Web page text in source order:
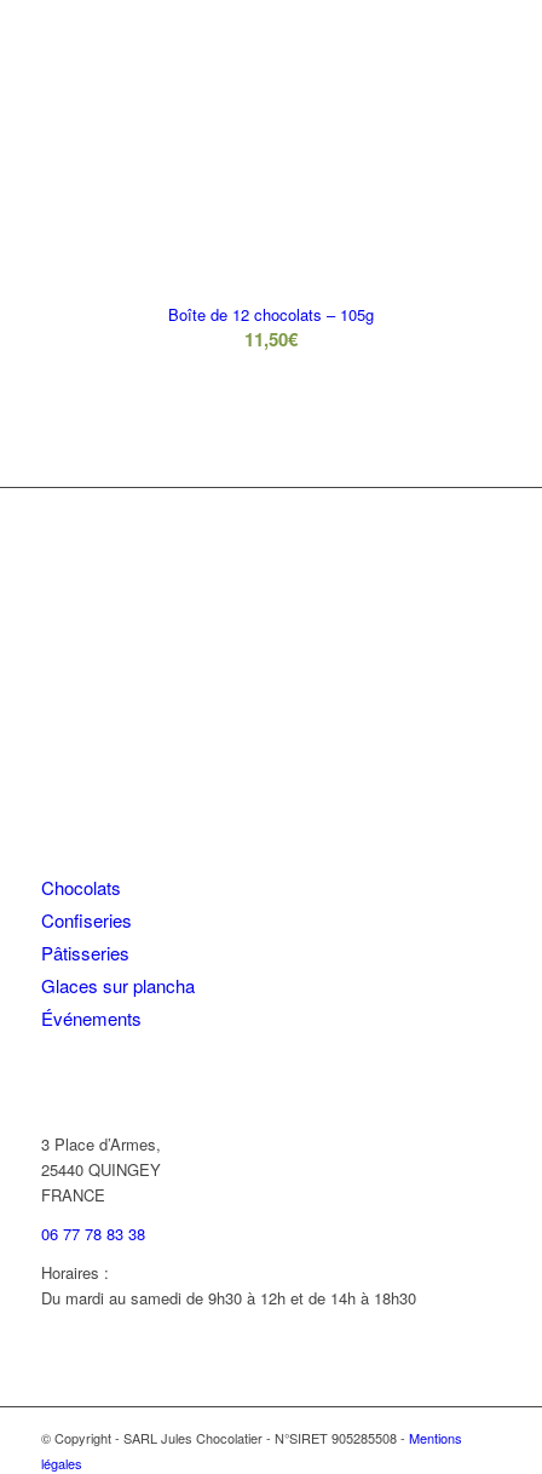
Boîte de 12 chocolats – 105g
11,50€
Chocolats
Confiseries
Pâtisseries
Glaces sur plancha
Événements
3 Place d’Armes,
25440 QUINGEY
FRANCE
06 77 78 83 38
Horaires :
Du mardi au samedi de 9h30 à 12h et de 14h à 18h30
© Copyright - SARL Jules Chocolatier - N°SIRET 905285508 - Mentions
légales